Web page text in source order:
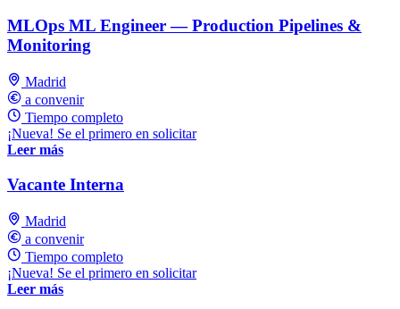
MLOps ML Engineer — Production Pipelines &
Monitoring
Madrid
a convenir
Tiempo completo
¡Nueva! Se el primero en solicitar
Leer más
Vacante Interna
Madrid
a convenir
Tiempo completo
¡Nueva! Se el primero en solicitar
Leer más